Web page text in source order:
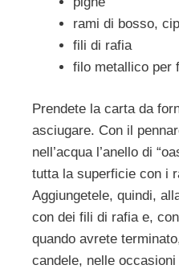
rami di bosso,
fili di rafia
filo metallico per
Prendete la carta da
asciugare. Con il
nell’acqua l’anello di
tutta la superficie con i
Aggiungetele, quindi,
con dei fili di rafia e,
quando avrete
candele, nelle